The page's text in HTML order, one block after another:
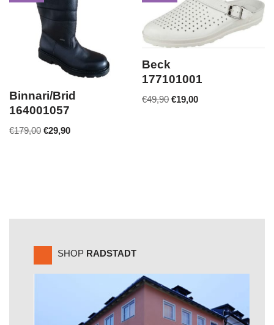
Binnari/Brid
164001057
€179,00 €29,90
Beck
177101001
€49,90 €19,00
SHOP RADSTADT